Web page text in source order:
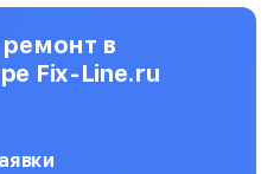
в
Fix-Line.ru